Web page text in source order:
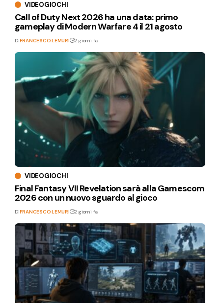
VIDEOGIOCHI
Call of Duty Next 2026 ha una data: primo
gameplay di Modern Warfare 4 il 21 agosto
DiFRANCESCO LEMURI 2 giorni fa
VIDEOGIOCHI
Final Fantasy VII Revelation sarà alla Gamescom
2026 con un nuovo sguardo al gioco
DiFRANCESCO LEMURI 2 giorni fa